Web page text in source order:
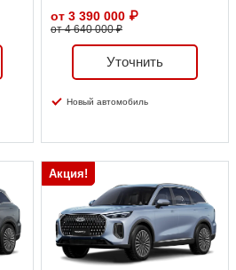
от 3 390 000 ₽
от 4 640 000 ₽
Уточнить
Новый автомобиль
Акция!